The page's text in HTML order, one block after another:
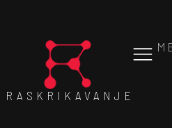
RASKRIKAVANJE